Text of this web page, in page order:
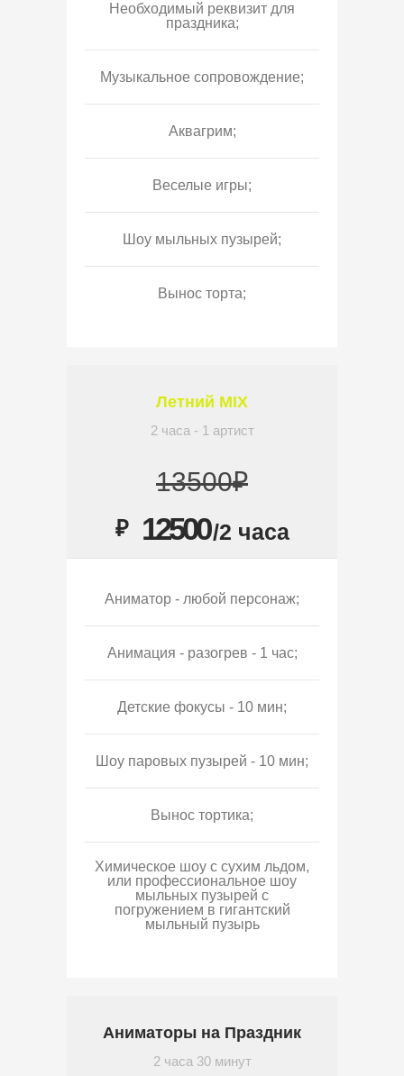
Необходимый реквизит для
праздника;
Музыкальное сопровождение;
Аквагрим;
Веселые игры;
Шоу мыльных пузырей;
Вынос торта;
Летний MIX
2 часа - 1 артист
13500₽
₽ 12500/2 часа
Аниматор - любой персонаж;
Анимация - разогрев - 1 час;
Детские фокусы - 10 мин;
Шоу паровых пузырей - 10 мин;
Вынос тортика;
Химическое шоу с сухим льдом,
или профессиональное шоу
мыльных пузырей с
погружением в гигантский
мыльный пузырь
Аниматоры на Праздник
2 часа 30 минут